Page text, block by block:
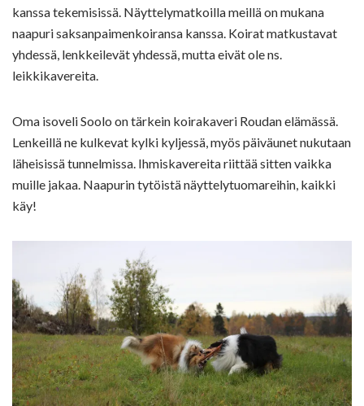
kanssa tekemisissä. Näyttelymatkoilla meillä on mukana
naapuri saksanpaimenkoiransa kanssa. Koirat matkustavat
yhdessä, lenkkeilevät yhdessä, mutta eivät ole ns.
leikkikavereita.
Oma isoveli Soolo on tärkein koirakaveri Roudan elämässä.
Lenkeillä ne kulkevat kylki kyljessä, myös päiväunet nukutaan
läheisissä tunnelmissa. Ihmiskavereita riittää sitten vaikka
muille jakaa. Naapurin tytöistä näyttelytuomareihin, kaikki
käy!